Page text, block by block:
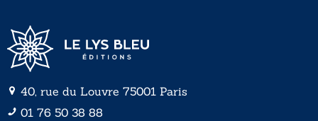
40, rue du Louvre 75001 Paris
01 76 50 38 88